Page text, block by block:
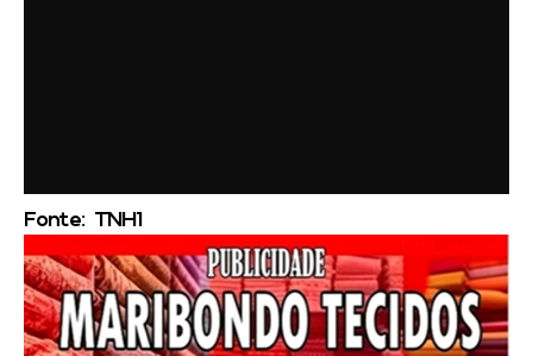
Fonte: TNH1